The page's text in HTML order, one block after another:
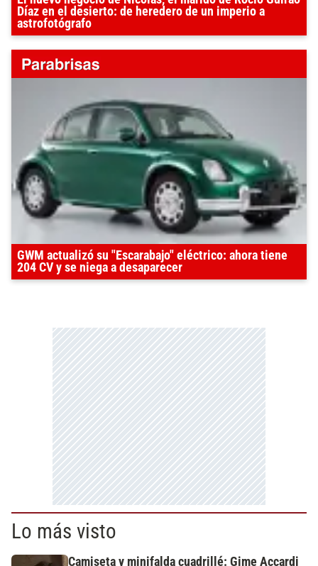
Díaz en el desierto: de heredero de un imperio a
astrofotógrafo
GWM actualizó su "Escarabajo" eléctrico: ahora tiene
204 CV y se niega a desaparecer
Lo más visto
Camiseta y minifalda cuadrillé: Gime Accardi